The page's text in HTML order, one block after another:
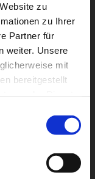
zu
zu Ihrer
Partner für
weiter. Unsere
mit
bereitgestellt